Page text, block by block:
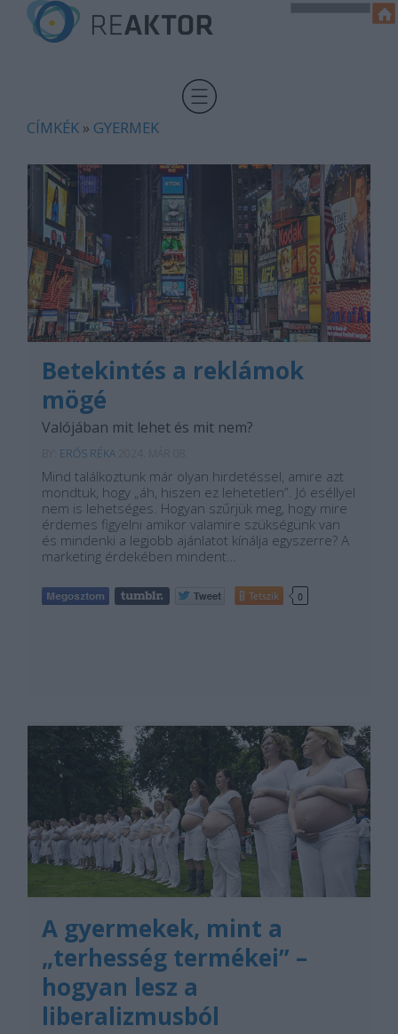
CÍMKÉK » GYERMEK
Betekintés a reklámok
mögé
Valójában mit lehet és mit nem?
ERŐS RÉKA
Mind találkoztunk már olyan hirdetéssel, amire azt
mondtuk, hogy „áh, hiszen ez lehetetlen”. Jó eséllyel
nem is lehetséges. Hogyan szűrjük meg, hogy mire
érdemes figyelni amikor valamire szükségünk van
és mindenki a legjobb ajánlatot kínálja egyszerre? A
marketing érdekében mindent…
Tetszik 0
A gyermekek, mint a
„terhesség termékei” –
hogyan lesz a
liberalizmusból